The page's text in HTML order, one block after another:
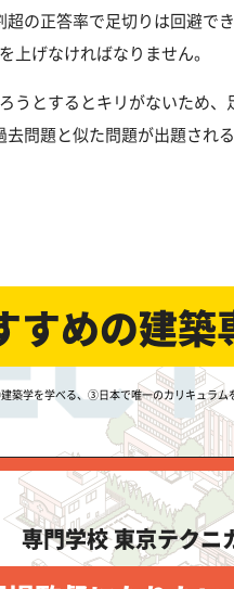
の正答率で足切りは回避で
げなければなりません。
とするとキリがないため
問題と似た問題が出題され
すめの建
学を学べる、③日本で唯一のカリキュラム
専門学校 東京テクニ